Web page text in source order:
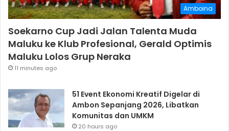
Amboina
Soekarno Cup Jadi Jalan Talenta Muda
Maluku ke Klub Profesional, Gerald Optimis
Maluku Lolos Grup Neraka
11 minutes ago
51 Event Ekonomi Kreatif Digelar di
Ambon Sepanjang 2026, Libatkan
Komunitas dan UMKM
20 hours ago